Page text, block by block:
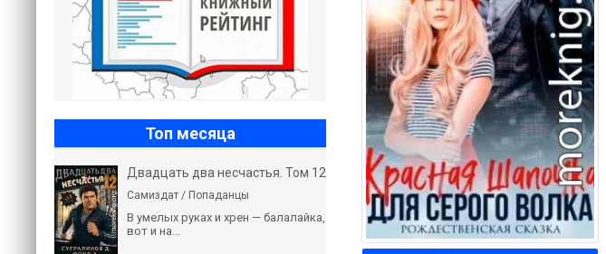
Топ месяца
Двадцать два несчастья. Том 12
Самиздат / Попаданцы
В умелых руках и хрен — балалайка,
вот и на...